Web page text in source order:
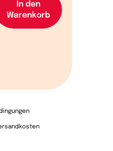
In den
Warenkorb